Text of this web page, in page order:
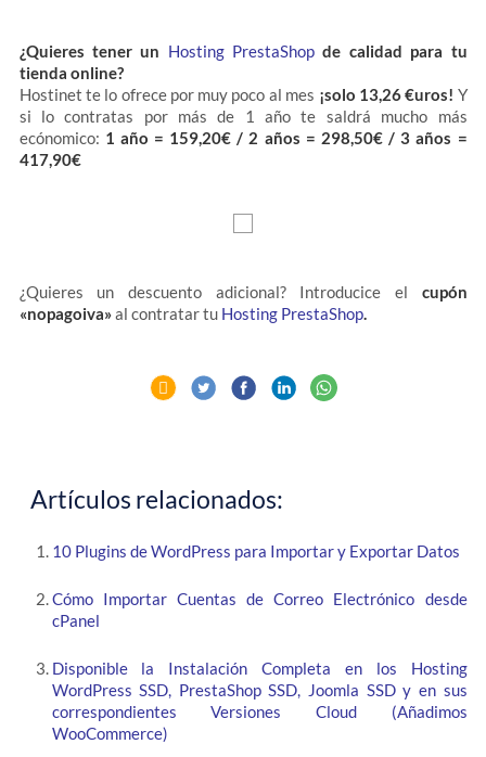
¿Quieres tener un Hosting PrestaShop de calidad para tu
tienda online?
Hostinet te lo ofrece por muy poco al mes ¡solo 13,26 €uros! Y
si lo contratas por más de 1 año te saldrá mucho más
ecónomico: 1 año = 159,20€ / 2 años = 298,50€ / 3 años =
417,90€
¿Quieres un descuento adicional? Introducice el cupón
«nopagoiva»al contratar tu Hosting PrestaShop.
Artículos relacionados:
10 Plugins de WordPress para Importar y Exportar Datos
Cómo Importar Cuentas de Correo Electrónico desde
cPanel
Disponible la Instalación Completa en los Hosting
WordPress SSD, PrestaShop SSD, Joomla SSD y en sus
correspondientes Versiones Cloud (Añadimos
WooCommerce)